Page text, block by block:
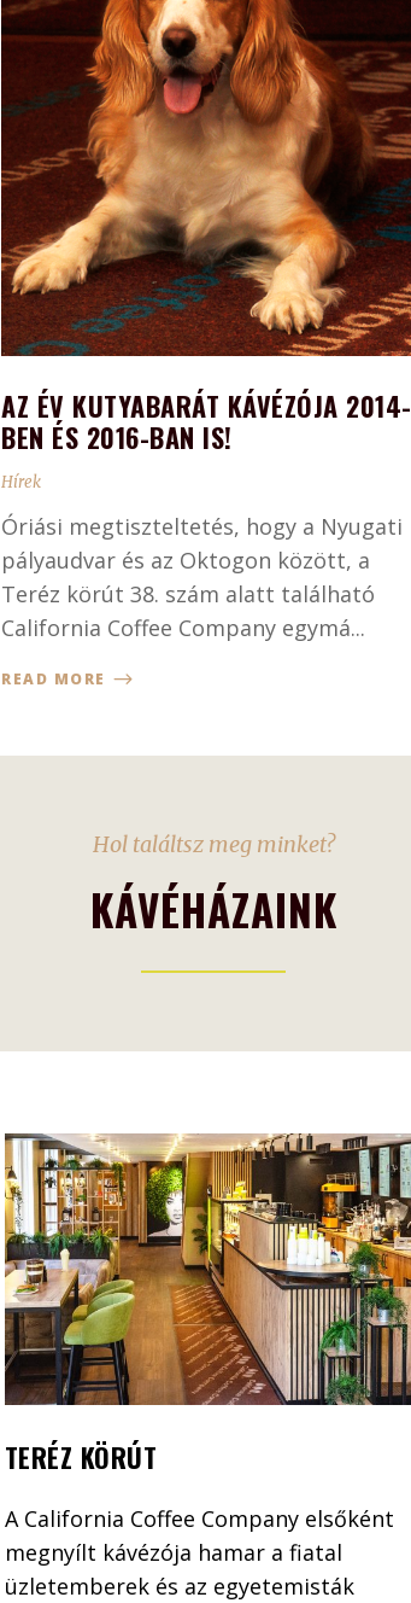
AZ ÉV KUTYABARÁT KÁVÉZÓJA 2014-
BEN ÉS 2016-BAN IS!
Hírek
Óriási megtiszteltetés, hogy a Nyugati
pályaudvar és az Oktogon között, a
Teréz körút 38. szám alatt található
California Coffee Company egymá...
READ MORE
Hol találtsz meg minket?
KÁVÉHÁZAINK
TERÉZ KÖRÚT
A California Coffee Company elsőként
megnyílt kávézója hamar a fiatal
üzletemberek és az egyetemisták